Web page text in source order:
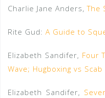
Charlie Jane Anders,The
Rite Gud: A Guide to
Elizabeth Sandifer, Four
Wave; Hugboxing vs Scab
Elizabeth Sandifer,